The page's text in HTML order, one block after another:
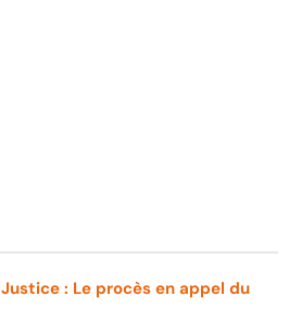
Justice : Le procès en appel du